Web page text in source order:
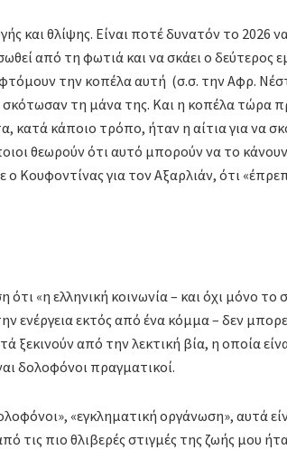
και θλίψης. Είναι ποτέ δυνατόν το 2026
από τη φωτιά και να σκάει ο δεύτερος
την κοπέλα αυτή (σ.σ. την Αφρ.
σκότωσαν τη μάνα της. Και η κοπέλα τώρα
κατά κάποιο τρόπο, ήταν η αίτια για να
θεωρούν ότι αυτό μπορούν να το κάνουν
Κουφοντίνας για τον Αξαρλιάν, ότι
«η ελληνική κοινωνία – και όχι μόνο το
ενέργεια εκτός από ένα κόμμα – δεν
ξεκινούν από την λεκτική βία, η οποία
δολοφόνοι πραγματικοί.
«εγκληματική οργάνωση», αυτά
τις πιο θλιβερές στιγμές της ζωής μου